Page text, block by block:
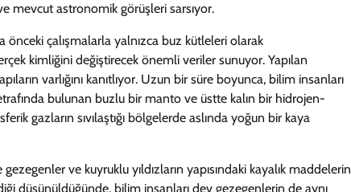
mevcut astronomik görüşleri sarsıyor.
çalışmalarla yalnızca buz kütleleri olarak
kimliğini değiştirecek önemli veriler sunuyor. Yapılan
varlığını kanıtlıyor. Uzun bir süre boyunca, bilim insanları
bulunan buzlu bir manto ve üstte kalın bir hidrojen-
gazların sıvılaştığı bölgelerde aslında yoğun bir kaya
ve kuyruklu yıldızların yapısındaki kayalık maddelerin
düşünüldüğünde, bilim insanları dev gezegenlerin de aynı